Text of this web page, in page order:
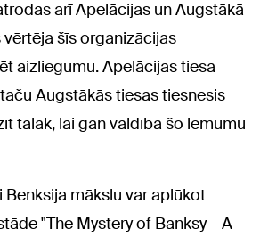
arī Apelācijas un Augstākā
šīs organizācijas
aizliegumu. Apelācijas tiesa
Augstākās tiesas tiesnesis
tālāk, lai gan valdība šo lēmumu
mākslu var aplūkot
"The Mystery of Banksy – A